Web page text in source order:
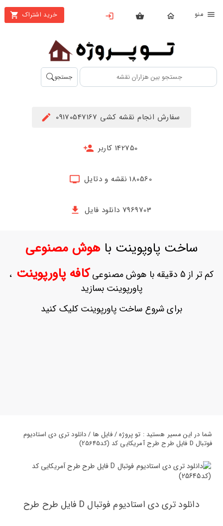
خرید اشتراک
بستن
محصولات
تهیه
اشتراک
حساب
ثبت
بازیابی
جستجو
سفارش انجام نقشه کشی 09170547167
142750 کاربر
180560 نقشه و دتایل
7969703 دانلود فایل
ساخت پاوپوینت باهوش مصنوعی
کم تر از 5 دقیقه با هوش مصنوعی کافه پاورپوینت ،
پاورپوینت بسازید
برای شروع ساخت پاورپوینت کلیک کنید
شما در این مسیر هستید : تو پروژه / فایل ها / دانلود تری دی استادیوم
فوتبال D فایل طرح طرح آمریکایی کد (کد25645)
دانلود تری دی استادیوم فوتبال D فایل طرح طرح